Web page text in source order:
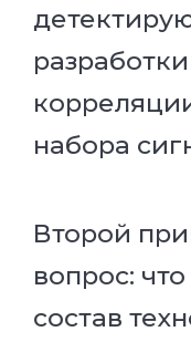
набора
Второй
вопрос:
состав